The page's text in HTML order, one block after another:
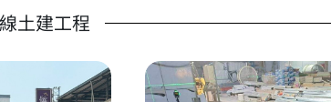
土建工程
工項目：車站1-2單元覆工系統拆除
放大照片 施工位置：